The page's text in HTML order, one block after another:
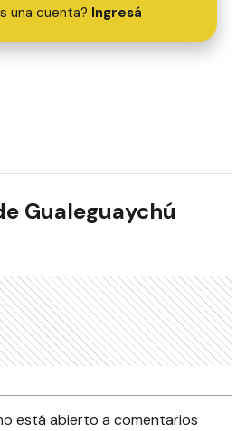
una cuenta? Ingresá
Gualeguaychú
está abierto a comentarios